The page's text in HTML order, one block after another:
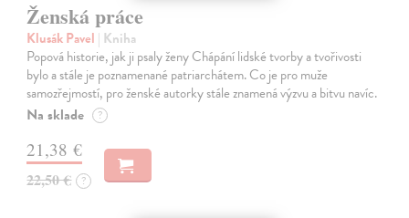
Ženská práce
Klusák Pavel | Kniha
Popová historie, jak ji psaly ženy Chápání lidské tvorby a tvořivosti
bylo a stále je poznamenané patriarchátem. Co je pro muže
samozřejmostí, pro ženské autorky stále znamená výzvu a bitvu navíc.
Na sklade ?
21,38 €
22,50 € ?